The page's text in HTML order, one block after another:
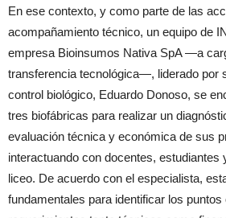
En ese contexto, y como parte de las
acompañamiento técnico, un equipo de
empresa Bioinsumos Nativa SpA —a
transferencia tecnológica—, liderado por
control biológico, Eduardo Donoso, se
tres biofábricas para realizar un
evaluación técnica y económica de sus
interactuando con docentes, estudiantes
liceo. De acuerdo con el especialista,
fundamentales para identificar los